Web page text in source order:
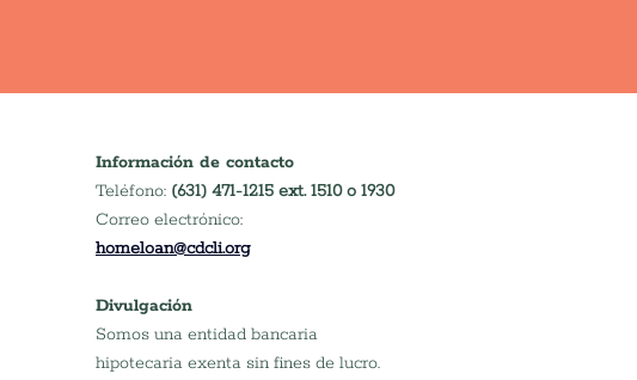
Información de contacto
Teléfono: (631) 471-1215 ext. 1510 o 1930
Correo electrónico:
homeloan@cdcli.org
Divulgación
Somos una entidad bancaria
hipotecaria exenta sin fines de lucro.